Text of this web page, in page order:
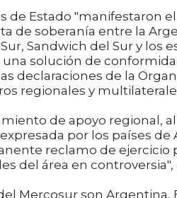
de Estado "manifestaron
de soberanía entre la
Sandwich del Sur y
solución de
declaraciones de la
regionales y
de apoyo regional,
por los países de
reclamo de ejercicio
del área en
Mercosur son Argentina,